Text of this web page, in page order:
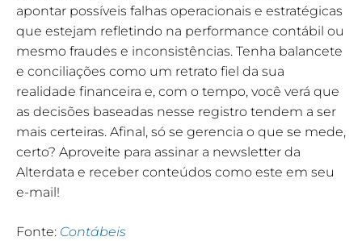
apontar possíveis falhas operacionais e estratégicas
que estejam refletindo na performance contábil ou
mesmo fraudes e inconsistências. Tenha balancete
e conciliações como um retrato fiel da sua
realidade financeira e, com o tempo, você verá que
as decisões baseadas nesse registro tendem a ser
mais certeiras. Afinal, só se gerencia o que se mede,
certo? Aproveite para assinar a newsletter da
Alterdata e receber conteúdos como este em seu
e-mail!
Fonte: Contábeis